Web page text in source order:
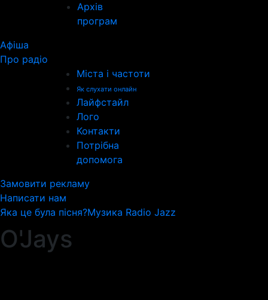
Архів
програм
Афіша
Про радіо
Міста і частоти
Як слухати онлайн
Лайфстайл
Лого
Контакти
Потрібна
допомога
Замовити рекламу
Написати нам
Яка це була пісня?Музика Radio Jazz
O'Jays